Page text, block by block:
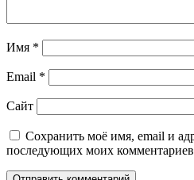
Имя *
Email *
Сайт
Сохранить моё имя, email и
последующих моих